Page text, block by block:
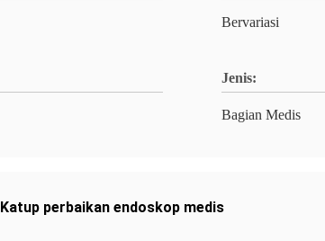
Bervariasi
Jenis:
Bagian Medis
Katup perbaikan endoskop medis